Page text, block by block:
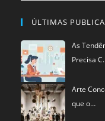
ÚLTIMAS
As
Precisa
Arte
que o…